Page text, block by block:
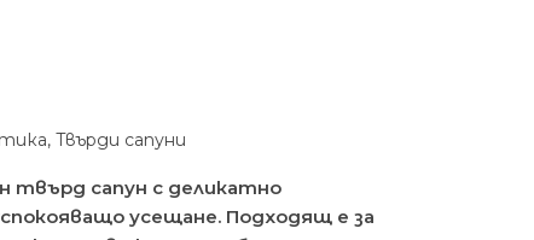
, Твърди сапуни
твърд сапун с деликатно
усещане. Подходящ е за